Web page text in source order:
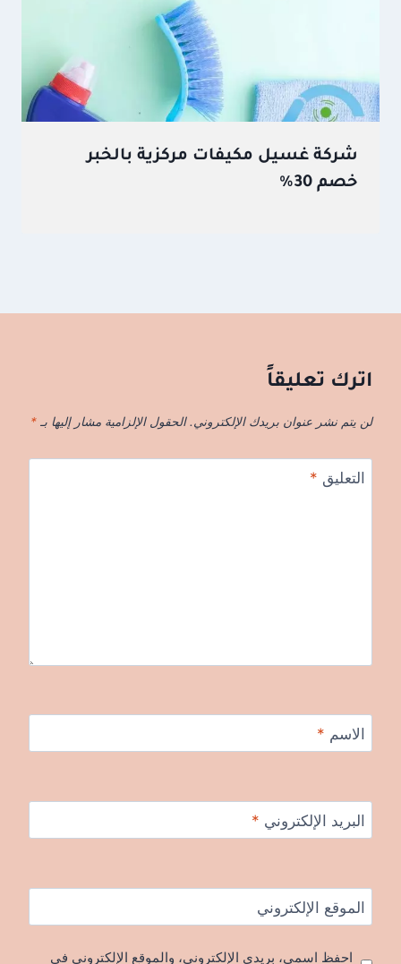
شركة غسيل مكيفات مركزية بالخبر
خصم 30%
اترك تعليقاً
لن يتم نشر عنوان بريدك الإلكتروني. الحقول الإلزامية مشار إليها بـ *
التعليق *
الاسم *
البريد الإلكتروني *
الموقع الإلكتروني
احفظ اسمي، بريدي الإلكتروني، والموقع الإلكتروني في